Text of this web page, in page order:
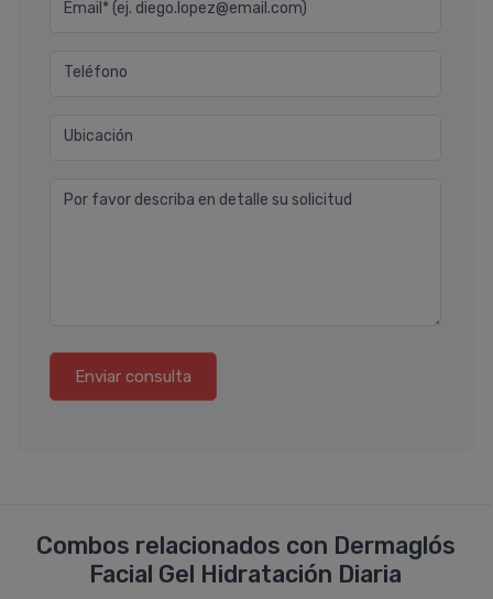
Email* (ej. diego.lopez@email.com)
Teléfono
Ubicación
Por favor describa en detalle su solicitud
Enviar consulta
Combos relacionados con Dermaglós
Facial Gel Hidratación Diaria